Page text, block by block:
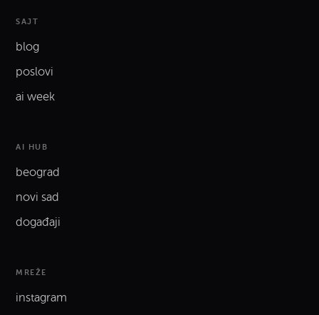
SAJT
blog
poslovi
ai week
AI HUB
beograd
novi sad
događaji
MREŽE
instagram